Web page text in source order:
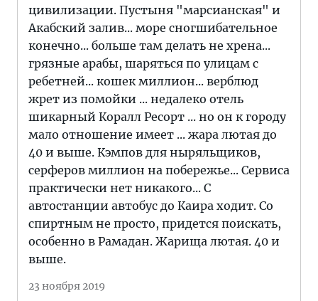
цивилизации. Пустыня "марсианская" и
Акабский залив... море сногшибательное
конечно... больше там делать не хрена...
грязные арабы, шаряться по улицам с
ребетней... кошек миллион... верблюд
жрет из помойки ... недалеко отель
шикарный Коралл Ресорт ... но он к городу
мало отношение имеет ... жара лютая до
40 и выше. Кэмпов для ныряльщиков,
серферов миллион на побережье... Сервиса
практически нет никакого... С
автостанции автобус до Каира ходит. Со
спиртным не просто, придется поискать,
особенно в Рамадан. Жарища лютая. 40 и
выше.
23 ноября 2019